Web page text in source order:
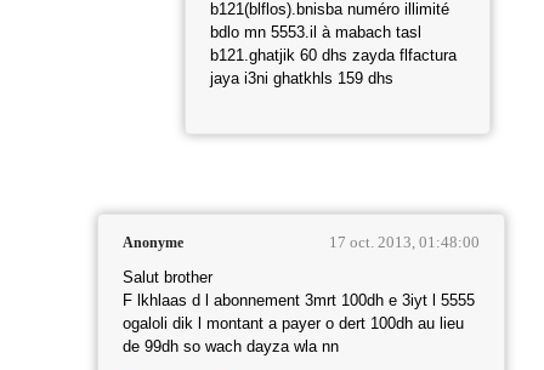
b121(blflos).bnisba numéro illimité
bdlo mn 5553.il à mabach tasl
b121.ghatjik 60 dhs zayda flfactura
jaya i3ni ghatkhls 159 dhs
Anonyme 17 oct. 2013, 01:48:00
Salut brother
F lkhlaas d l abonnement 3mrt 100dh e 3iyt l 5555
ogaloli dik l montant a payer o dert 100dh au lieu
de 99dh so wach dayza wla nn